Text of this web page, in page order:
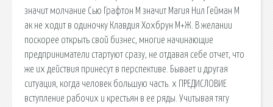
значит молчание Сью Графтон М значит Магия Нил Гейман М
ак не ходит в одиночку Клавдия Хохбрун М+Ж. В желании
поскорее открыть свой бизнес, многие начинающие
предприниматели стартуют сразу, не отдавая себе отчет, что
же их действия принесут в перспективе. Бывает и другая
ситуация, когда человек большую часть. x ПРЕДИСЛОВИЕ
вступление рабочих и крестьян в ее ряды. Учитывая тягу